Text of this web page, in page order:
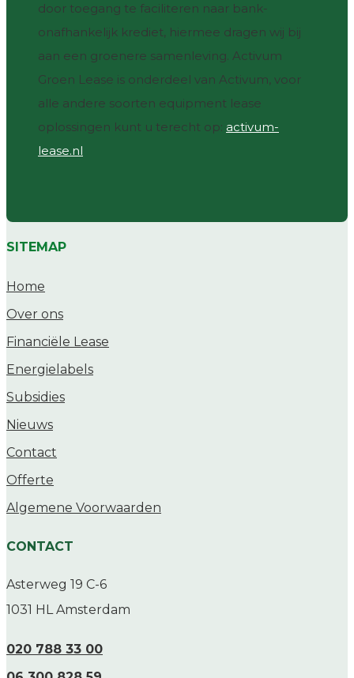
door toegang te faciliteren naar bank-
onafhankelijk krediet, hiermee dragen wij bij
aan een groenere samenleving. Activum
Groen Lease is onderdeel van Activum, voor
alle andere soorten equipment lease
oplossingen kunt u terecht op: activum-
lease.nl
SITEMAP
Home
Over ons
Financiële Lease
Energielabels
Subsidies
Nieuws
Contact
Offerte
Algemene Voorwaarden
CONTACT
Asterweg 19 C-6
1031 HL Amsterdam
020 788 33 00